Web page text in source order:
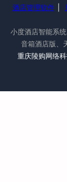
酒店管理软件
小度酒店智能系
音箱酒店版、
重庆陵购网络